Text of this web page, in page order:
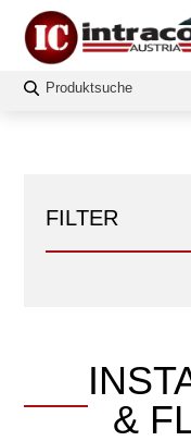
FILTER
&